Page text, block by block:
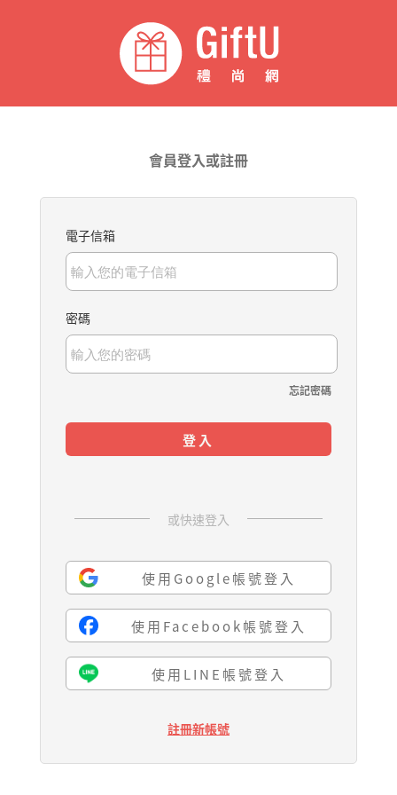
會員登入或註冊
電子信箱
密碼
忘記密碼
登入
或快速登入
使用Google帳號登入
使用Facebook帳號登入
使用LINE帳號登入
註冊新帳號